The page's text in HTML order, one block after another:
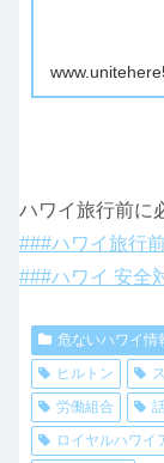
ハワイ旅行前に
###ハワイ旅行
###ハワイ 安全
危ないハワイ情
ヒルトン
労働組合
ロイヤルハワイ